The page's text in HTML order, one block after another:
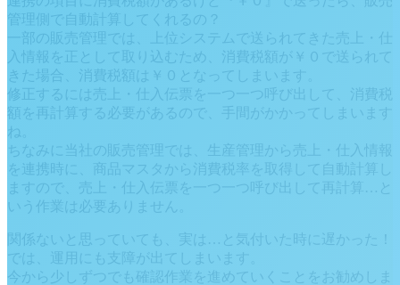
管理側で自動計算してくれるの？
一部の販売管理では、上位システムで送られてきた売上・仕
入情報を正として取り込むため、消費税額が￥０で送られて
きた場合、消費税額は￥０となってしまいます。
修正するには売上・仕入伝票を一つ一つ呼び出して、消費税
額を再計算する必要があるので、手間がかかってしまいます
ね。
ちなみに当社の販売管理では、生産管理から売上・仕入情報
を連携時に、商品マスタから消費税率を取得して自動計算し
ますので、売上・仕入伝票を一つ一つ呼び出して再計算…と
いう作業は必要ありません。
関係ないと思っていても、実は…と気付いた時に遅かった！
では、運用にも支障が出てしまいます。
今から少しずつでも確認作業を進めていくことをお勧めしま